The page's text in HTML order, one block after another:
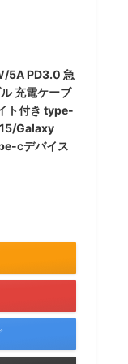
5A PD3.0 急
充電ケーブ
ト付き type-
Galaxy
cデバイス